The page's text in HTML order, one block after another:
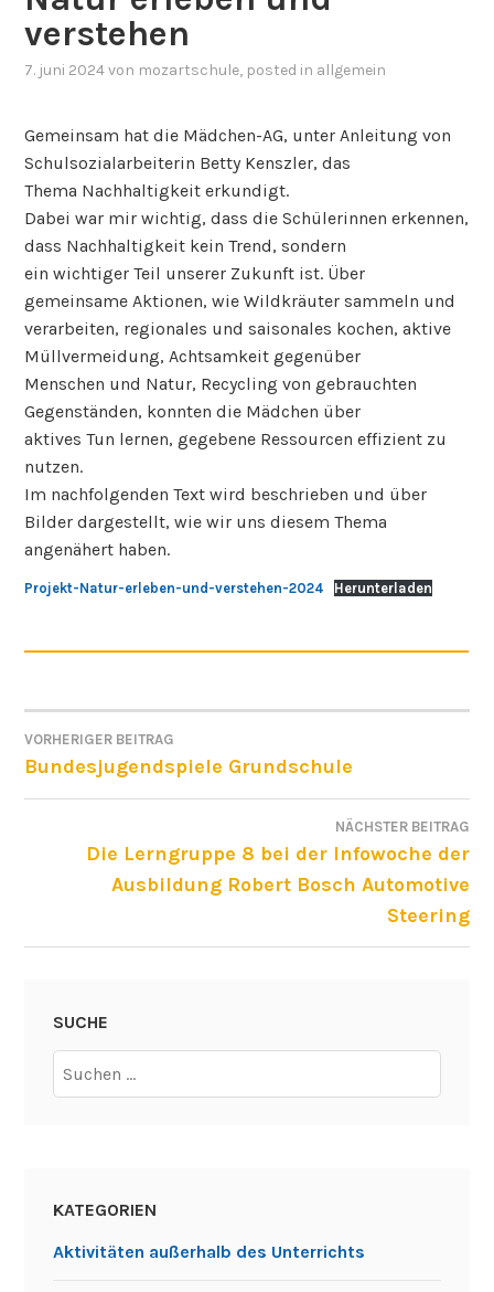
verstehen
7. juni 2024von mozartschule, posted in allgemein
Gemeinsam hat die Mädchen-AG, unter Anleitung von
Schulsozialarbeiterin Betty Kenszler, das
Thema Nachhaltigkeit erkundigt.
Dabei war mir wichtig, dass die Schülerinnen erkennen,
dass Nachhaltigkeit kein Trend, sondern
ein wichtiger Teil unserer Zukunft ist. Über
gemeinsame Aktionen, wie Wildkräuter sammeln und
verarbeiten, regionales und saisonales kochen, aktive
Müllvermeidung, Achtsamkeit gegenüber
Menschen und Natur, Recycling von gebrauchten
Gegenständen, konnten die Mädchen über
aktives Tun lernen, gegebene Ressourcen effizient zu
nutzen.
Im nachfolgenden Text wird beschrieben und über
Bilder dargestellt, wie wir uns diesem Thema
angenähert haben.
Projekt-Natur-erleben-und-verstehen-2024 Herunterladen
BEITRAGSNAVIGATION
VORHERIGER BEITRAG
Bundesjugendspiele Grundschule
NÄCHSTER BEITRAG
Die Lerngruppe 8 bei der Infowoche der
Ausbildung Robert Bosch Automotive
Steering
SUCHE
nach:
KATEGORIEN
Aktivitäten außerhalb des Unterrichts